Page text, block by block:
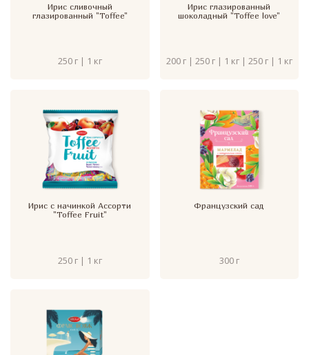
Ирис сливочный
глазированный "Toffee"
250 г | 1 кг
Ирис глазированный
шоколадный "Toffee love"
200 г | 250 г | 1 кг | 250 г | 1 кг
Ирис с начинкой Ассорти
"Toffee Fruit"
250 г | 1 кг
Французский сад
300 г